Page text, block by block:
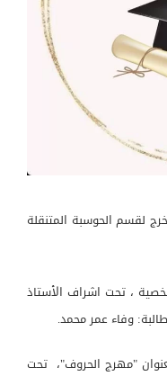
لقسم الحوسبة المتنقلة
، تحت اشراف الأستاذ
وفاء عمر محمد.
"مهرج الحروف"، تحت